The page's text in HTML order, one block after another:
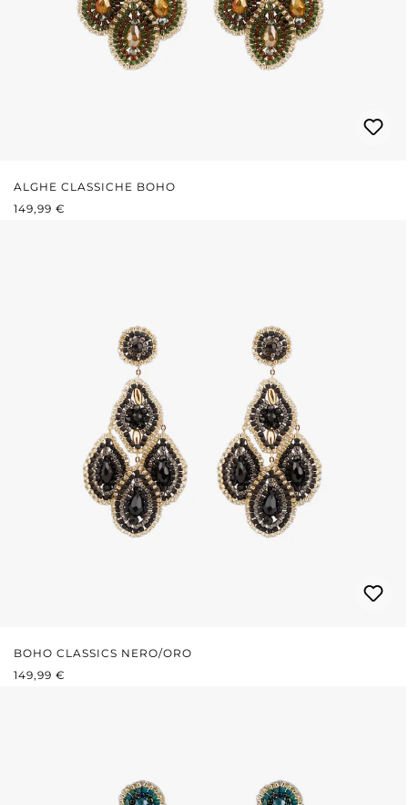
ALGHE CLASSICHE BOHO
PREZZO NORMALE:
149,99 €
BOHO CLASSICS NERO/ORO
PREZZO NORMALE:
149,99 €